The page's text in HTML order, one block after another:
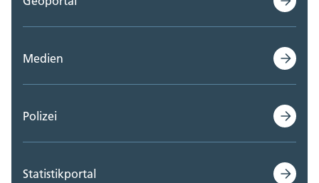
Medien
Polizei
Statistikportal